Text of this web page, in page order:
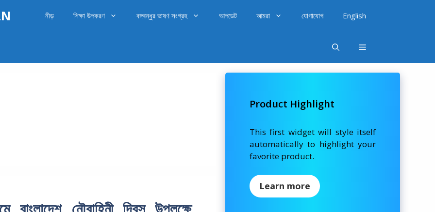
নীড় শিক্ষা উপকরণ বঙ্গবন্ধুর ভাষণ সংগ্রহ আপডেট আমরা যোগাযোগ English
Product Highlight
This first widget will style itself
automatically to highlight your
favorite product.
Learn more